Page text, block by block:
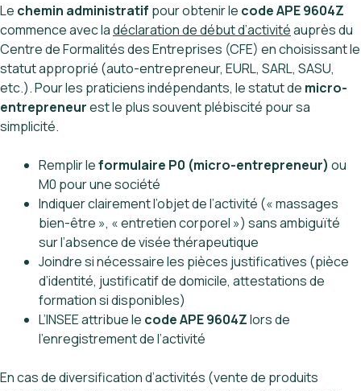
Le chemin administratif pour obtenir le code APE 9604Z
commence avec ladéclaration de début d’activitéauprès du
Centre de Formalités des Entreprises (CFE) en choisissant le
statut approprié (auto-entrepreneur, EURL, SARL, SASU,
etc.). Pour les praticiens indépendants, le statut de micro-
entrepreneurest le plus souvent plébiscité pour sa
simplicité.
Remplir leformulaire P0 (micro-entrepreneur) ou
M0 pour une société
Indiquer clairement l’objet de l’activité (« massages
bien-être », « entretien corporel ») sans ambiguïté
sur l’absence de visée thérapeutique
Joindre si nécessaire les pièces justificatives (pièce
d’identité, justificatif de domicile, attestations de
formation si disponibles)
L’INSEE attribue le code APE 9604Zlors de
l’enregistrement de l’activité
En cas de diversification d’activités (vente de produits